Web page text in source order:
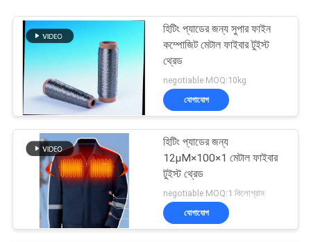
হিটিং প্যাডের জন্য সুপার ফাইন
কম্পোজিট মেটাল ফাইবার টুইস্ট
থ্রেড
negotiable MOQ:10kg
যোগাযোগ
হিটিং প্যাডের জন্য
12μM×100×1 মেটাল ফাইবার
টুইস্ট থ্রেড
negotiable MOQ:1 কিলোগ্রাম
যোগাযোগ